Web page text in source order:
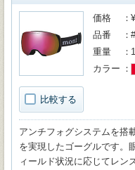
比較する
価格
品番
重量
カラー
アンチフォグシステムを搭
を実現したゴーグルです。
ィールド状況に応じてレン